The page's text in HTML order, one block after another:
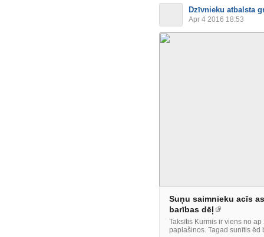
Dzīvnieku atbalsta
Apr 4 2016 18:53
Suņu saimnieku acīs
barības dēļ
Taksītis Kurmis ir viens no
paplašinos. Tagad sunītis ēd